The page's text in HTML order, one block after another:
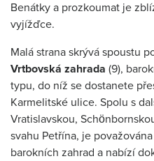
Benátky a prozkoumat je
vyjížďce.
Malá strana skrývá spoustu
Vrtbovská zahrada (9),
typu, do níž se dostanete
Karmelitské ulice. Spolu s
Vratislavskou,
svahu Petřína, je
barokních zahrad a nabízí